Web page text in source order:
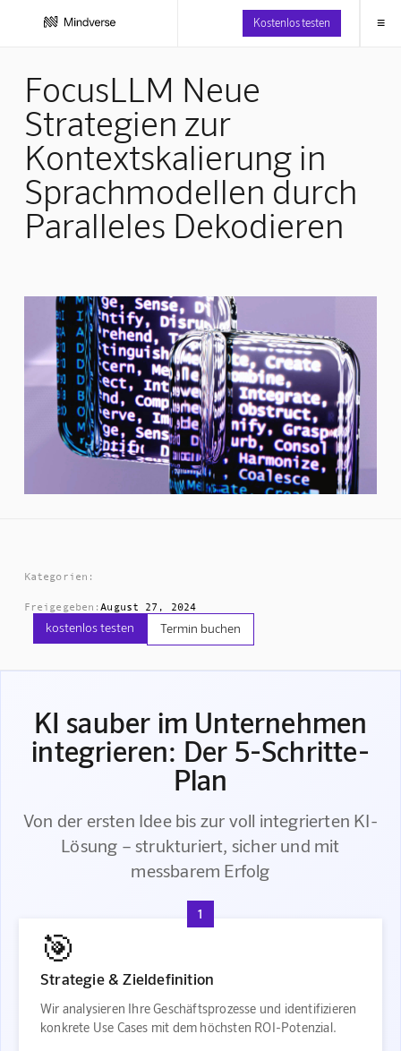
Kostenlos testen ≡
FocusLLM Neue
Strategien zur
Kontextskalierung in
Sprachmodellen durch
Paralleles Dekodieren
Kategorien:
Freigegeben:August 27, 2024
kostenlos testen Termin buchen
KI sauber im Unternehmen
integrieren: Der 5-Schritte-
Plan
Von der ersten Idee bis zur voll integrierten KI-
Lösung – strukturiert, sicher und mit
messbarem Erfolg
1
🎯
Strategie & Zieldefinition
Wir analysieren Ihre Geschäftsprozesse und identifizieren
konkrete Use Cases mit dem höchsten ROI-Potenzial.